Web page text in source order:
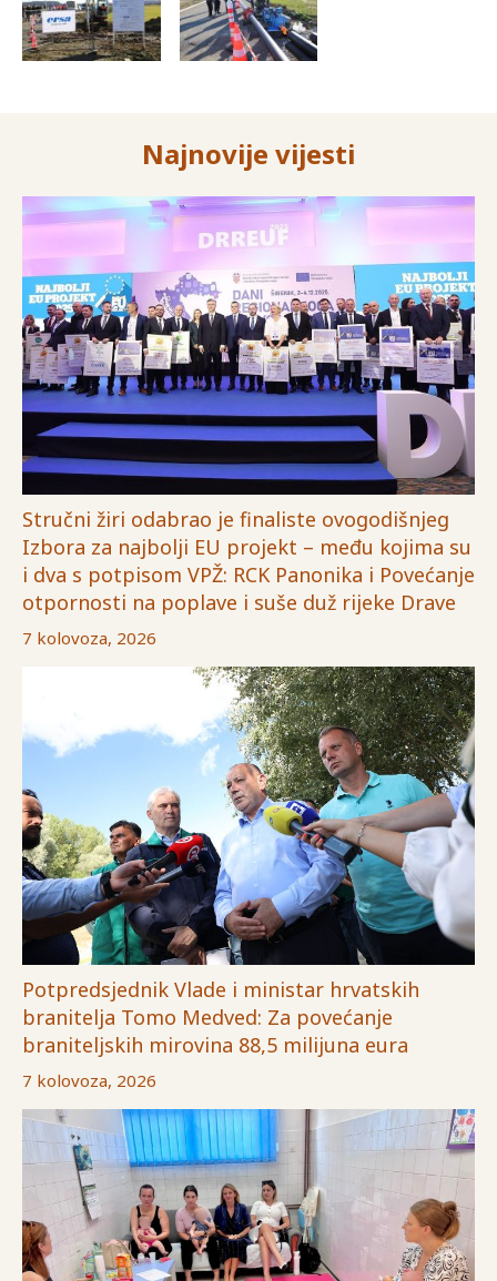
Najnovije vijesti
Stručni žiri odabrao je finaliste ovogodišnjeg
Izbora za najbolji EU projekt – među kojima su
i dva s potpisom VPŽ: RCK Panonika i Povećanje
otpornosti na poplave i suše duž rijeke Drave
7 kolovoza, 2026
Potpredsjednik Vlade i ministar hrvatskih
branitelja Tomo Medved: Za povećanje
braniteljskih mirovina 88,5 milijuna eura
7 kolovoza, 2026